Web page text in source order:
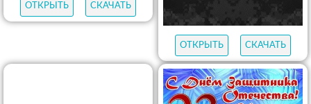
ОТКРЫТЬ СКАЧАТЬ
ОТКРЫТЬ СКАЧАТЬ